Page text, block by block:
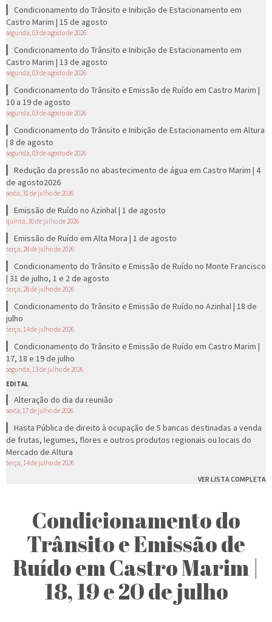
Condicionamento do Trânsito e Inibição de Estacionamento em
Castro Marim | 15 de agosto
segunda, 03 de agosto de 2026
Condicionamento do Trânsito e Inibição de Estacionamento em
Castro Marim | 13 de agosto
segunda, 03 de agosto de 2026
Condicionamento do Trânsito e Emissão de Ruído em Castro Marim |
10 a 19 de agosto
segunda, 03 de agosto de 2026
Condicionamento do Trânsito e Inibição de Estacionamento em Altura
| 8 de agosto
segunda, 03 de agosto de 2026
Redução da pressão no abastecimento de água em Castro Marim | 4
de agosto2026
sexta, 31 de julho de 2026
Emissão de Ruído no Azinhal | 1 de agosto
quinta, 30 de julho de 2026
Emissão de Ruído em Alta Mora | 1 de agosto
terça, 28 de julho de 2026
Condicionamento do Trânsito e Emissão de Ruído no Monte Francisco
| 31 de julho, 1 e 2 de agosto
terça, 28 de julho de 2026
Condicionamento do Trânsito e Emissão de Ruído no Azinhal | 18 de
julho
terça, 14 de julho de 2026
Condicionamento do Trânsito e Emissão de Ruído em Castro Marim |
17, 18 e 19 de julho
segunda, 13 de julho de 2026
EDITAL
Alteração do dia da reunião
sexta, 17 de julho de 2026
Hasta Pública de direito à ocupação de 5 bancas destinadas a venda
de frutas, legumes, flores e outros produtos regionais ou locais do
Mercado de Altura
terça, 14 de julho de 2026
VER LISTA COMPLETA
Condicionamento do
Trânsito e Emissão de
Ruído em Castro Marim |
18, 19 e 20 de julho